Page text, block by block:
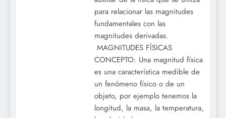
para relacionar las magnitudes
fundamentales con las
magnitudes derivadas.
MAGNITUDES FÍSICAS
CONCEPTO: Una magnitud física
es una característica medible de
un fenómeno físico o de un
objeto, por ejemplo tenemos la
longitud, la masa, la temperatura,